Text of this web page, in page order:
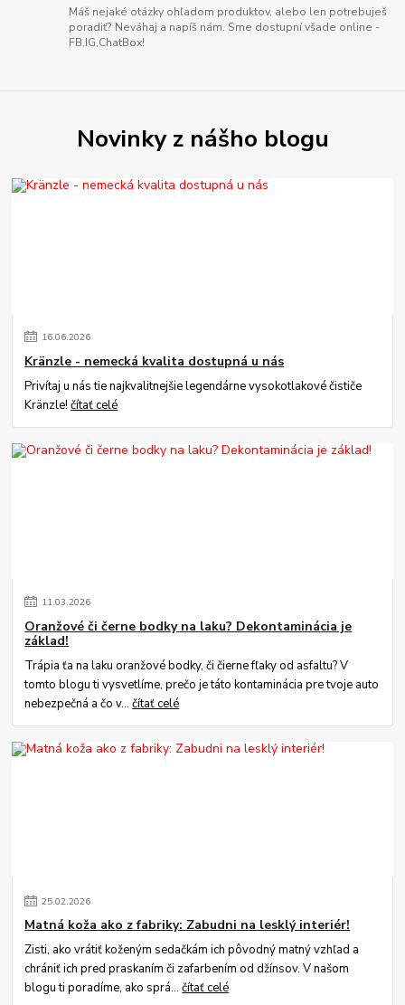
Máš nejaké otázky ohľadom produktov, alebo len potrebuješ
poradiť? Neváhaj a napíš nám. Sme dostupní všade online -
FB,IG,ChatBox!
Novinky z nášho blogu
16.06.2026
Kränzle - nemecká kvalita dostupná u nás
Privítaj u nás tie najkvalitnejšie legendárne vysokotlakové čističe
Kränzle!čítať celé
11.03.2026
Oranžové či černe bodky na laku? Dekontaminácia je
základ!
Trápia ťa na laku oranžové bodky, či čierne fľaky od asfaltu? V
tomto blogu ti vysvetlíme, prečo je táto kontaminácia pre tvoje auto
nebezpečná a čo v...čítať celé
25.02.2026
Matná koža ako z fabriky: Zabudni na lesklý interiér!
Zisti, ako vrátiť koženým sedačkám ich pôvodný matný vzhľad a
chrániť ich pred praskaním či zafarbením od džínsov. V našom
blogu ti poradíme, ako sprá...čítať celé